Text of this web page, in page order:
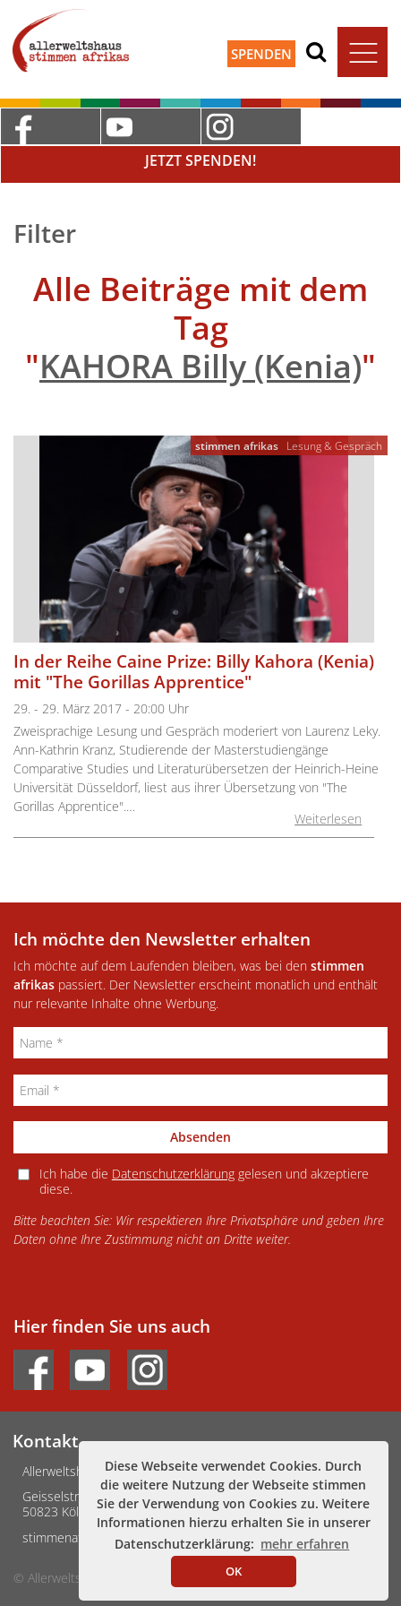
Diese Webseite verwendet Cookies. Durch
die weitere Nutzung der Webseite stimmen
Sie der Verwendung von Cookies zu. Weitere
Informationen hierzu erhalten Sie in unserer
Datenschutzerklärung: mehr erfahren
OK
SPENDEN
JETZT SPENDEN!
Filter
Alle Beiträge mit dem
Tag
"KAHORA Billy (Kenia)"
stimmen afrikas Lesung & Gespräch
In der Reihe Caine Prize: Billy Kahora (Kenia)
mit "The Gorillas Apprentice"
29. - 29. März 2017 - 20:00 Uhr
Zweisprachige Lesung und Gespräch moderiert von Laurenz Leky.
Ann-Kathrin Kranz, Studierende der Masterstudiengänge
Comparative Studies und Literaturübersetzen der Heinrich-Heine
Universität Düsseldorf, liest aus ihrer Übersetzung von "The
Gorillas Apprentice".…
Weiterlesen
Ich möchte den Newsletter erhalten
Ich möchte auf dem Laufenden bleiben, was bei den stimmen
afrikas passiert. Der Newsletter erscheint monatlich und enthält
nur relevante Inhalte ohne Werbung.
Absenden
Ich habe die Datenschutzerklärunggelesen und akzeptiere
diese.
Bitte beachten Sie: Wir respektieren Ihre Privatsphäre und geben Ihre
Daten ohne Ihre Zustimmung nicht an Dritte weiter.
Hier finden Sie uns auch
Kontakt
Allerweltshaus Köln e.V.
Geisselstraße 3-5
50823 Köln
stimmenafrikas@allerweltshaus.de
© Allerweltshaus Köln Datenschutz